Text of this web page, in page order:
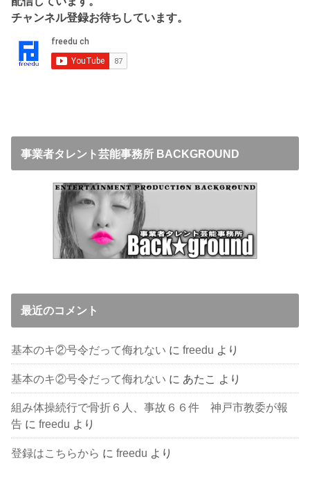
チャンネル登録お待ちしています。
事業者タレント芸能事務所 BACKGROUND
最近のコメント
基本のキ②号令だって侮れない にfreedu より
基本のキ②号令だって侮れない に あたこ より
組み体操続行で骨折６人、事故６６件 神戸市教委が報
告 にfreedu より
登録はこちらから にfreedu より